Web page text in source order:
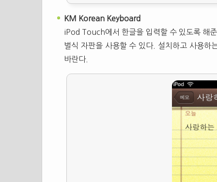
KM Korean Keyboard
iPod Touch에서 한글을 입력할 수 있도록 해
벌식 자판을 사용할 수 있다. 설치하고 사용하
바란다.